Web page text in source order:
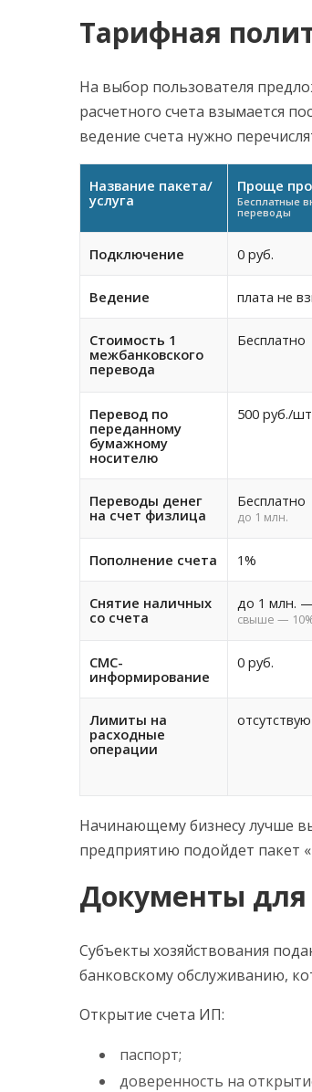
Тарифная
На выбор пользователя
расчетного счета взымается
ведение счета нужно
Название пакета/
услуга
Проще
Бесплатные
переводы
Подключение 0 руб.
Ведение плата не
Стоимость 1
межбанковского
перевода
Бесплатно
Перевод по
переданному
бумажному
носителю
500 руб./
Переводы денег
на счет физлица
Бесплатно
до 1 млн.
Пополнение счета 1%
Снятие наличных
со счета
до 1 млн.
свыше —
СМС-
информирование
0 руб.
Лимиты на
расходные
операции
Начинающему бизнесу лучше
предприятию подойдет пакет
Документы
Субъекты хозяйствования
банковскому обслуживанию,
Открытие счета ИП:
паспорт;
доверенность на